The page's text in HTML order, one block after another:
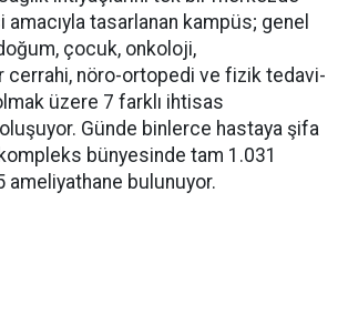
amacıyla tasarlanan kampüs; genel
çocuk, onkoloji,
cerrahi, nöro-ortopedi ve fizik tedavi-
üzere 7 farklı ihtisas
Günde binlerce hastaya şifa
bünyesinde tam 1.031
ameliyathane bulunuyor.